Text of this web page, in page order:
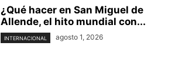
¿Qué hacer en San Miguel de
Allende, el hito mundial con...
INTERNACIONAL agosto 1, 2026